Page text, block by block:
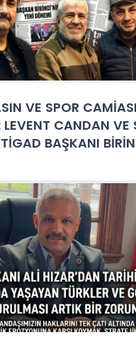
VE SPOR
LEVENT CANDAN VE
BAŞKANI